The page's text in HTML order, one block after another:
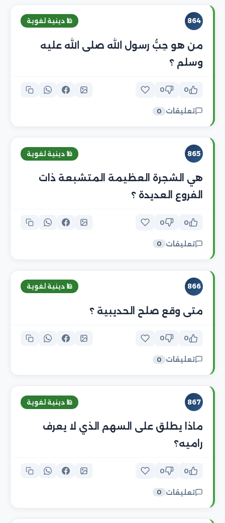
864 🕌 دينية لغوية
من هو حِبُّ رسول الله صلى الله عليه
وسلم ؟
0
0
تعليقات 0
865 🕌 دينية لغوية
هي الشجرة العظيمة المتشبعة ذات
الفروع العديدة ؟
0
0
تعليقات 0
866 🕌 دينية لغوية
متى وقع صلح الحديبية ؟
0
0
تعليقات 0
867 🕌 دينية لغوية
ماذا يطلق على السهم الذي لا يعرف
راميه؟
0
0
تعليقات 0